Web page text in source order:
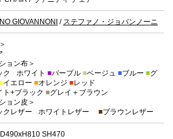
GIOVANNONI / ステファノ・ジョバンノーニ
ョン布＞
ク ホワイト ■パープル ■ベージュ ■ブルー ■グ
イエロー ■オレンジ ■レッド
ト+ブラック ■グレイ＋ブラウン
ョン皮＞
クレザー ホワイトレザー ■ブラウンレザー
SH470